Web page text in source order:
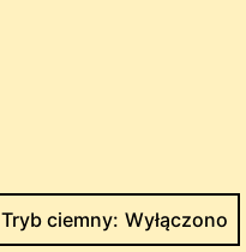
Tryb ciemny: